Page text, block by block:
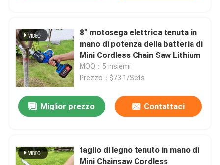
Casa.
8" motosega elettrica tenuta in
mano di potenza della batteria di
Mini Cordless Chain Saw Lithium
MOQ：5 insiemi
Prezzo：$73.1/Sets
Miglior prezzo Contattaci
taglio di legno tenuto in mano di
Mini Chainsaw Cordless